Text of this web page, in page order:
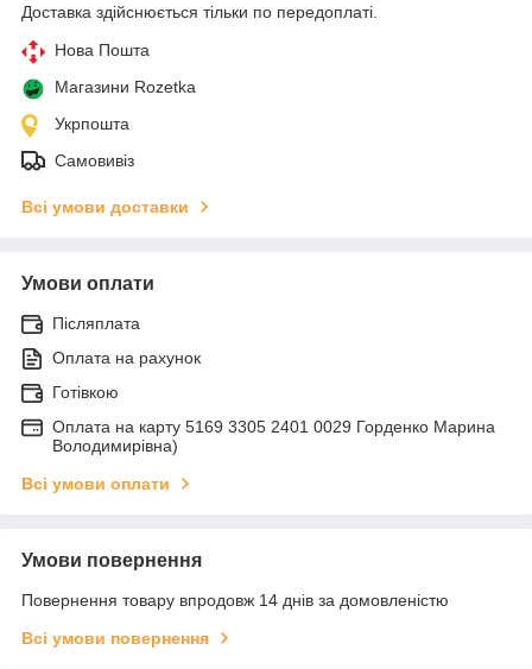
Доставка здійснюється тільки по передоплаті.
Нова Пошта
Магазини Rozetka
Укрпошта
Самовивіз
Всі умови доставки
Умови оплати
Післяплата
Оплата на рахунок
Готівкою
Оплата на карту 5169 3305 2401 0029 Горденко Марина
Володимирівна)
Всі умови оплати
Умови повернення
Повернення товару впродовж 14 днів за домовленістю
Всі умови повернення